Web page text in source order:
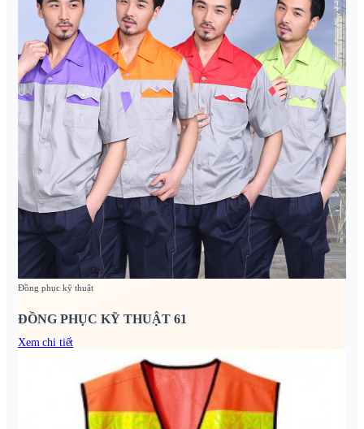
Đồng phục kỹ thuật
ĐỒNG PHỤC KỸ THUẬT 61
Xem chi tiết